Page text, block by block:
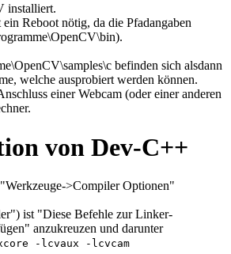
installiert.
Reboot nötig, da die Pfadangaben
befinden sich alsdann
welche ausprobiert werden können.
einer Webcam (oder einer anderen
von Dev-C++
>Compiler Optionen"
ist "Diese Befehle zur Linker-
anzukreuzen und darunter
-lcvaux -lcvcam